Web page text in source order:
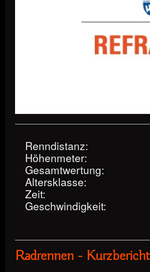
Renndistanz:
Höhenmeter:
Gesamtwertung:
Altersklasse:
Zeit:
Geschwindigkeit:
Radrennen - Kurzbericht